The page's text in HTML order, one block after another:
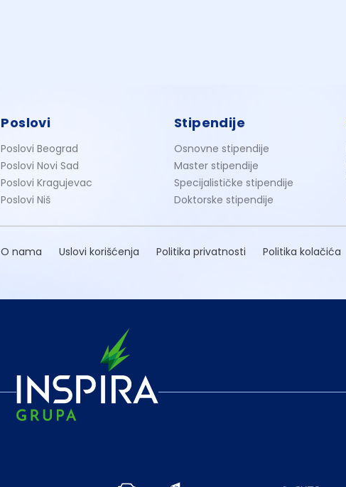
Poslovi
Poslovi Beograd
Poslovi Novi Sad
Poslovi Kragujevac
Poslovi Niš
Stipendije
Osnovne stipendije
Master stipendije
Specijalističke stipendije
Doktorske stipendije
O nama Uslovi korišćenja Politika privatnosti Politika kolačića